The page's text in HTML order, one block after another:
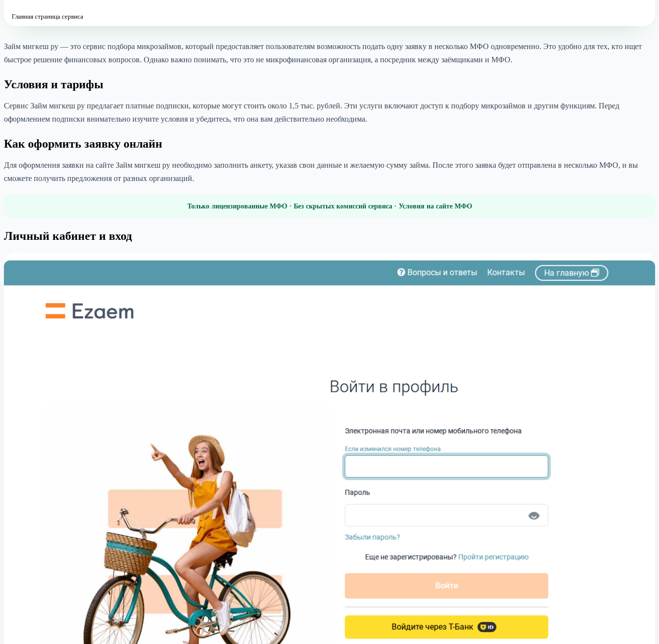
Главная страница сервиса
Займ мигкеш ру — это сервис подбора микрозаймов, который предоставляет пользователям возможность подать одну заявку в несколько МФО одновременно. Это удобно для тех, кто ищет
быстрое решение финансовых вопросов. Однако важно понимать, что это не микрофинансовая организация, а посредник между заёмщиками и МФО.
Условия и тарифы
Сервис Займ мигкеш ру предлагает платные подписки, которые могут стоить около 1,5 тыс. рублей. Эти услуги включают доступ к подбору микрозаймов и другим функциям. Перед
оформлением подписки внимательно изучите условия и убедитесь, что она вам действительно необходима.
Как оформить заявку онлайн
Для оформления заявки на сайте Займ мигкеш ру необходимо заполнить анкету, указав свои данные и желаемую сумму займа. После этого заявка будет отправлена в несколько МФО, и вы
сможете получить предложения от разных организаций.
Только лицензированные МФО · Без скрытых комиссий сервиса · Условия на сайте МФО
Личный кабинет и вход